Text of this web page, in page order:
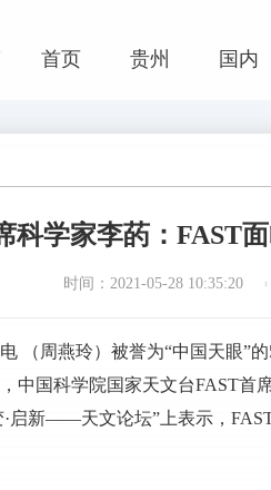
首页 贵州 国内
科学家李菂：FAST
时间：2021-05-28 10:35:20
（周燕玲）被誉为“中国天眼”
中国科学院国家天文台FAST首
·启新——天文论坛”上表示，